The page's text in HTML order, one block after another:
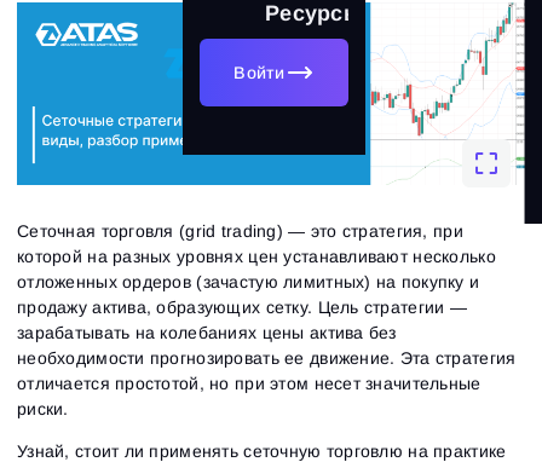
Ресурсы
Войти
Сеточная торговля (grid trading) — это стратегия, при
которой на разных уровнях цен устанавливают несколько
отложенных ордеров (зачастую лимитных) на покупку и
продажу актива, образующих сетку. Цель стратегии —
зарабатывать на колебаниях цены актива без
необходимости прогнозировать ее движение. Эта стратегия
отличается простотой, но при этом несет значительные
риски.
Узнай, стоит ли применять сеточную торговлю на практике